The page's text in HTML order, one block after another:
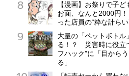
【漫画】お祭りで子
お面、なんと2000円
った店員の“粋な計らい
大量の「ペットボトル
る！？ 災害時に役立
フハック”に「目から
る」